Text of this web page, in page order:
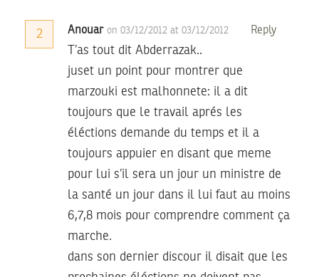
2 Anouar on 03/12/2012 at 03/12/2012 Reply
T’as tout dit Abderrazak..
juset un point pour montrer que
marzouki est malhonnete: il a dit
toujours que le travail aprés les
éléctions demande du temps et il a
toujours appuier en disant que meme
pour lui s’il sera un jour un ministre de
la santé un jour dans il lui faut au moins
6,7,8 mois pour comprendre comment ça
marche.
dans son dernier discour il disait que les